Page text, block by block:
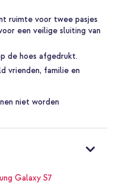
ruimte voor twee
items bij de hand hebt
mee te hoeven
hoes stevig dicht. Dit
stoten, terwijl je toch
je hem nodig hebt. Met
en persoonlijk is? Denk
ruimte voor twee pasjes
een veilige sluiting van
de hoes afgedrukt.
vrienden, familie en
niet worden
Galaxy S7